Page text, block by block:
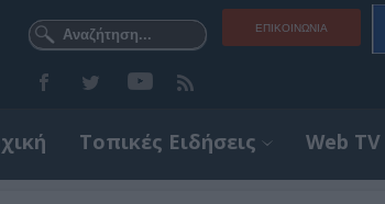
ΕΠΙΚΟΙΝΩΝΊΑ
Τοπικές Ειδήσεις Web TV